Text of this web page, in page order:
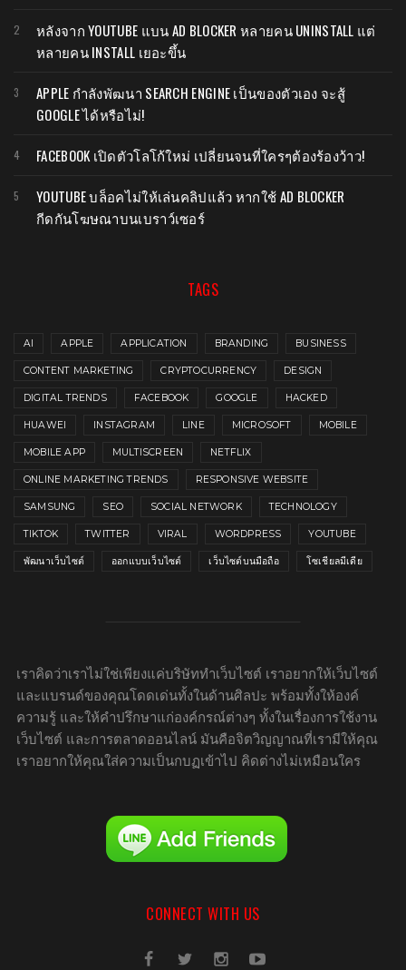
หลังจาก YOUTUBE แบน AD BLOCKER หลายคน UNINSTALL แต่
หลายคน INSTALL เยอะขึ้น
APPLE กำลังพัฒนา SEARCH ENGINE เป็นของตัวเอง จะสู้
GOOGLE ได้หรือไม่!
FACEBOOK เปิดตัวโลโก้ใหม่ เปลี่ยนจนที่ใครๆต้องร้องว้าว!
YOUTUBE บล็อคไม่ให้เล่นคลิปแล้ว หากใช้ AD BLOCKER
กีดกันโฆษณาบนเบราว์เซอร์
TAGS
AI APPLE APPLICATION BRANDING BUSINESS
CONTENT MARKETING CRYPTOCURRENCY DESIGN
DIGITAL TRENDS FACEBOOK GOOGLE HACKED
HUAWEI INSTAGRAM LINE MICROSOFT MOBILE
MOBILE APP MULTISCREEN NETFLIX
ONLINE MARKETING TRENDS RESPONSIVE WEBSITE
SAMSUNG SEO SOCIAL NETWORK TECHNOLOGY
TIKTOK TWITTER VIRAL WORDPRESS YOUTUBE
พัฒนาเว็บไซต์ ออกแบบเว็บไซต์ เว็บไซต์บนมือถือ โซเชียลมีเดีย
เราคิดว่าเราไม่ใช่เพียงแค่บริษัททำเว็บไซต์ เราอยากให้เว็บไซต์
และแบรนด์ของคุณโดดเด่นทั้งในด้านศิลปะ พร้อมทั้งให้องค์
ความรู้ และให้คำปรึกษาแก่องค์กรณ์ต่างๆ ทั้งในเรื่องการใช้งาน
เว็บไซต์ และการตลาดออนไลน์ มันคือจิตวิญญาณที่เรามีให้คุณ
เราอยากให้คุณใส่ความเป็นกบฏเข้าไป คิดต่างไม่เหมือนใคร
CONNECT WITH US